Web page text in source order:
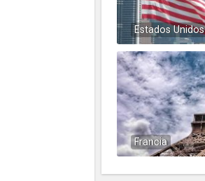
Estados Unidos
Francia